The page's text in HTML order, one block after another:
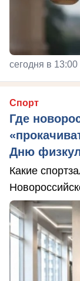
сегодня в 13:00
Спорт
Где
Дню
Какие